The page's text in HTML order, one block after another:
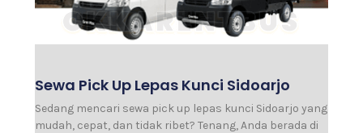
Sewa Pick Up Lepas Kunci Sidoarjo
Sedang mencari sewa pick up lepas kunci Sidoarjo yang
mudah, cepat, dan tidak ribet? Tenang, Anda berada di